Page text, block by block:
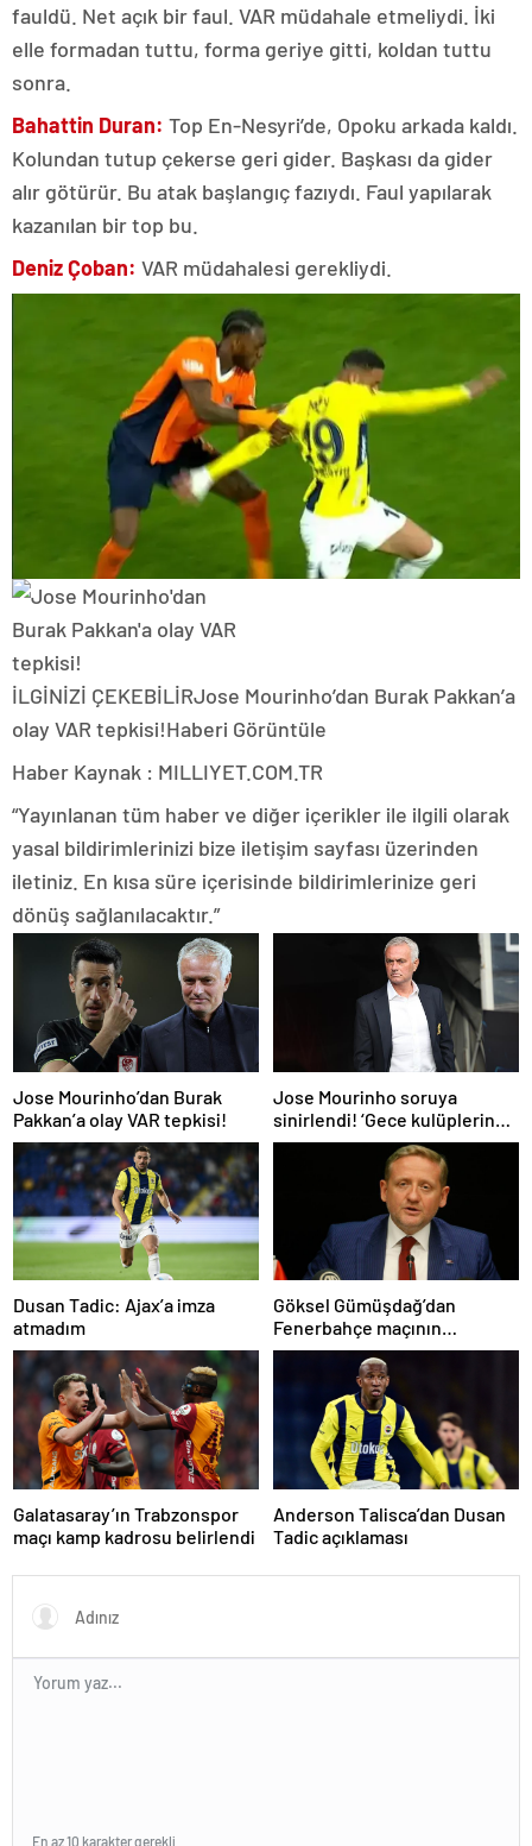
fauldü. Net açık bir faul. VAR müdahale etmeliydi. İki
elle formadan tuttu, forma geriye gitti, koldan tuttu
sonra.
Bahattin Duran: Top En-Nesyri’de, Opoku arkada kaldı.
Kolundan tutup çekerse geri gider. Başkası da gider
alır götürür. Bu atak başlangıç fazıydı. Faul yapılarak
kazanılan bir top bu.
Deniz Çoban: VAR müdahalesi gerekliydi.
İLGİNİZİ ÇEKEBİLİRJose Mourinho’dan Burak Pakkan’a
olay VAR tepkisi!Haberi Görüntüle
Haber Kaynak : MILLIYET.COM.TR
“Yayınlanan tüm haber ve diğer içerikler ile ilgili olarak
yasal bildirimlerinizi bize iletişim sayfası üzerinden
iletiniz. En kısa süre içerisinde bildirimlerinize geri
dönüş sağlanılacaktır.”
Jose Mourinho’dan Burak
Pakkan’a olay VAR tepkisi!
Jose Mourinho soruya
sinirlendi! ‘Gece kulüplerine
gidip keyif alıyorum’
Dusan Tadic: Ajax’a imza
atmadım
Göksel Gümüşdağ’dan
Fenerbahçe maçının
hakemine tepki
Galatasaray’ın Trabzonspor
maçı kamp kadrosu belirlendi
Anderson Talisca’dan Dusan
Tadic açıklaması
En az 10 karakter gerekli